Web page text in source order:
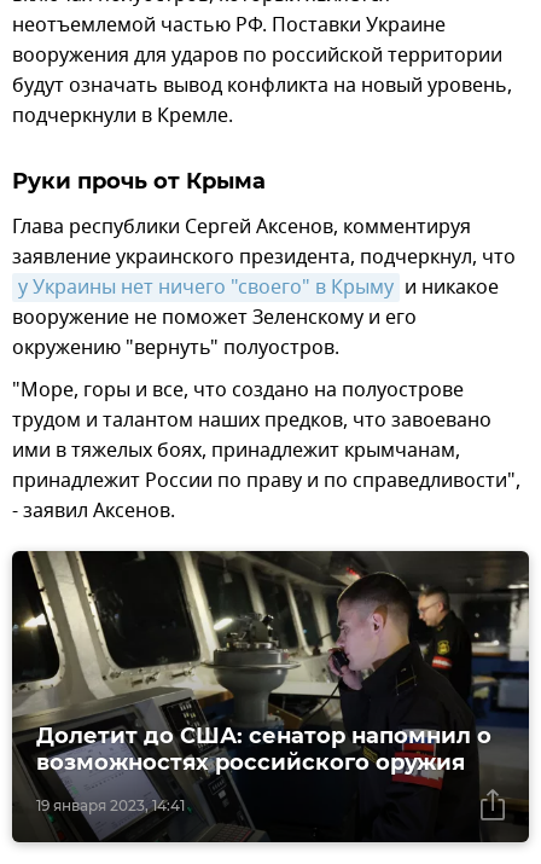
неотъемлемой частью РФ. Поставки Украине
вооружения для ударов по российской территории
будут означать вывод конфликта на новый уровень,
подчеркнули в Кремле.
Руки прочь от Крыма
Глава республики Сергей Аксенов, комментируя
заявление украинского президента, подчеркнул, что
у Украины нет ничего "своего" в Крыму и никакое
вооружение не поможет Зеленскому и его
окружению "вернуть" полуостров.
"Море, горы и все, что создано на полуострове
трудом и талантом наших предков, что завоевано
ими в тяжелых боях, принадлежит крымчанам,
принадлежит России по праву и по справедливости",
- заявил Аксенов.
19 января 2023, 14:41
Долетит до США: сенатор напомнил о
возможностях российского оружия